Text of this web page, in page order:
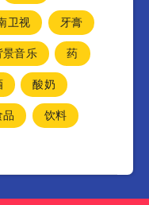
卫视
牙膏
景音乐
药
酸奶
品 饮料